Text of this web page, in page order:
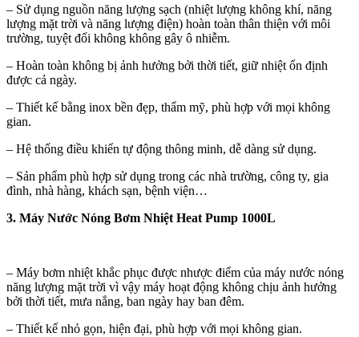
– Sử dụng nguồn năng lượng sạch (nhiệt lượng không khí, năng
lượng mặt trời và năng lượng điện) hoàn toàn thân thiện với môi
trường, tuyệt đối không không gây ô nhiễm.
– Hoàn toàn không bị ảnh hưởng bởi thời tiết, giữ nhiệt ổn định
được cả ngày.
– Thiết kế bằng inox bền đẹp, thẩm mỹ, phù hợp với mọi không
gian.
– Hệ thống điều khiển tự động thông minh, dễ dàng sử dụng.
– Sản phẩm phù hợp sử dụng trong các nhà trường, công ty, gia
đình, nhà hàng, khách sạn, bệnh viện…
3. Máy Nước Nóng Bơm NhiệtHeat Pump 1000L
– Máy bơm nhiệt khắc phục được nhược điểm của máy nước nóng
năng lượng mặt trời vì vậy máy hoạt động không chịu ảnh hưởng
bởi thời tiết, mưa nắng, ban ngày hay ban đêm.
– Thiết kế nhỏ gọn, hiện đại, phù hợp với mọi không gian.